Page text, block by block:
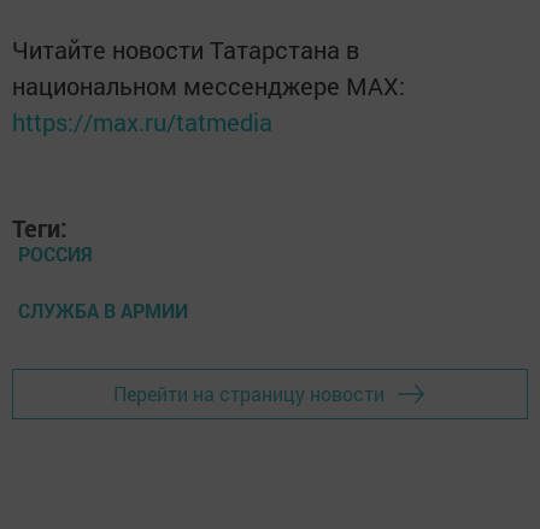
Читайте новости Татарстана в
национальном мессенджере MАХ:
https://max.ru/tatmedia
Теги:
РОССИЯ
СЛУЖБА В АРМИИ
Перейти на страницу новости